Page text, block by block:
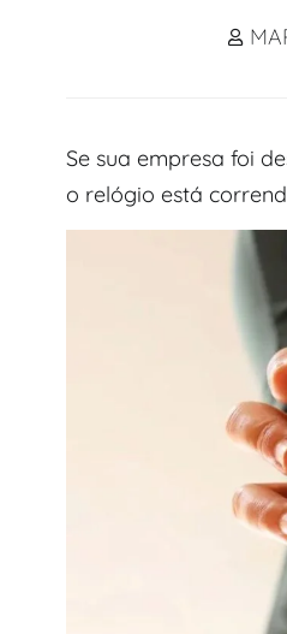
Se sua empresa foi
o relógio está